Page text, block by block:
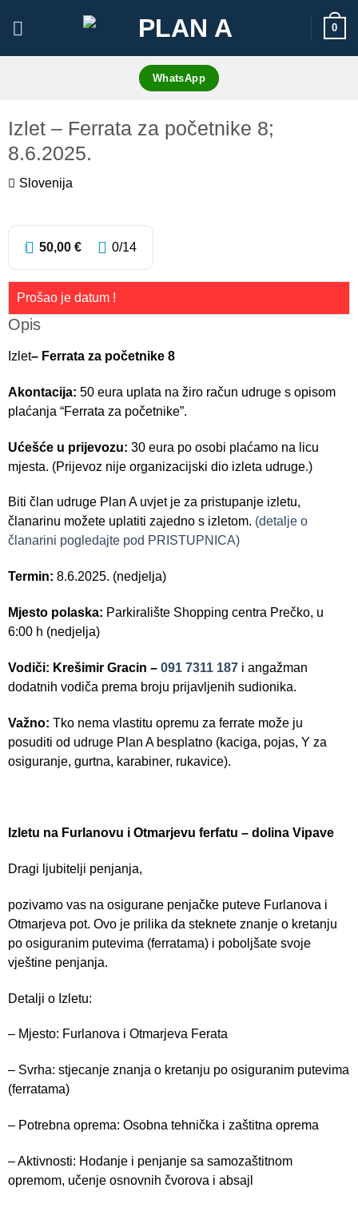
0
WhatsApp
Izlet – Ferrata za početnike 8;
8.6.2025.
Slovenija
50,00 € 0/14
Prošao je datum !
Opis
Izlet– Ferrata za početnike 8
Akontacija: 50 eura uplata na žiro račun udruge s opisom
plaćanja “Ferrata za početnike”.
Ućešće u prijevozu: 30 eura po osobi plaćamo na licu
mjesta. (Prijevoz nije organizacijski dio izleta udruge.)
Biti član udruge Plan A uvjet je za pristupanje izletu,
članarinu možete uplatiti zajedno s izletom. (detalje o
članarini pogledajte pod PRISTUPNICA)
Termin: 8.6.2025. (nedjelja)
Mjesto polaska: Parkiralište Shopping centra Prečko, u
6:00 h (nedjelja)
Vodiči: Krešimir Gracin – 091 7311 187 i angažman
dodatnih vodiča prema broju prijavljenih sudionika.
Važno: Tko nema vlastitu opremu za ferrate može ju
posuditi od udruge Plan A besplatno (kaciga, pojas, Y za
osiguranje, gurtna, karabiner, rukavice).
Izletu na Furlanovu i Otmarjevu ferfatu – dolina Vipave
Dragi ljubitelji penjanja,
pozivamo vas na osigurane penjačke puteve Furlanova i
Otmarjeva pot. Ovo je prilika da steknete znanje o kretanju
po osiguranim putevima (ferratama) i poboljšate svoje
vještine penjanja.
Detalji o Izletu:
– Mjesto: Furlanova i Otmarjeva Ferata
– Svrha: stjecanje znanja o kretanju po osiguranim putevima
(ferratama)
– Potrebna oprema: Osobna tehnička i zaštitna oprema
– Aktivnosti: Hodanje i penjanje sa samozaštitnom
opremom, učenje osnovnih čvorova i absajl